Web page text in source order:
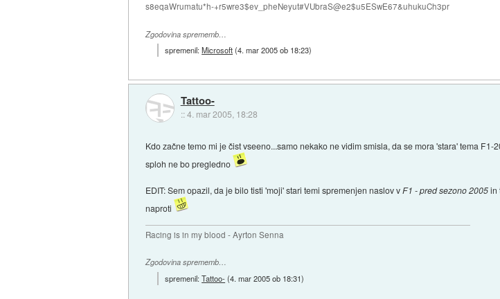
s8eqaWrumatu*h-+r5wre3$ev_pheNeyut#VUbraS@e2$u5ESwE67&uhukuCh3pr
Zgodovina sprememb…
spremenil:Microsoft(4. mar 2005 ob 18:23)
Tattoo-
::4. mar 2005, 18:28
Kdo začne temo mi je čist vseeno...samo nekako ne vidim smisla, da se mora 'stara' tema F1-
sploh ne bo pregledno
EDIT: Sem opazil, da je bilo tisti 'moji' stari temi spremenjen naslov vF1 - pred sezono 2005in
naproti
Racing is in my blood - Ayrton Senna
Zgodovina sprememb…
spremenil:Tattoo- (4. mar 2005 ob 18:31)